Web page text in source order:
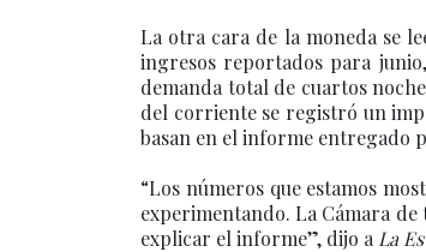
La otra cara de la moneda se
ingresos reportados para
demanda total de cuartos
del corriente se registró un
basan en el informe entregado
“Los números que estamos
experimentando. La Cámara
explicar el informe”, dijo a La